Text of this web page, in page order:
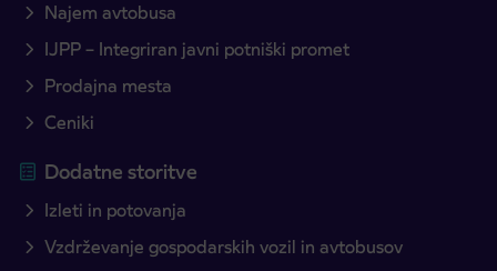
Najem avtobusa
IJPP – Integriran javni potniški promet
Prodajna mesta
Ceniki
Dodatne storitve
Izleti in potovanja
Vzdrževanje gospodarskih vozil in avtobusov